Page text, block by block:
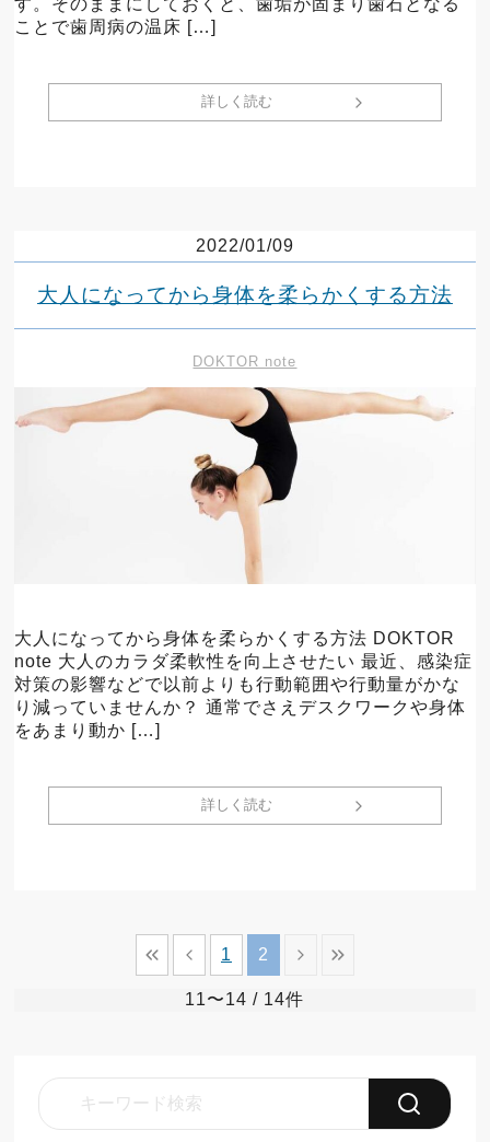
す。そのままにしておくと、歯垢が固まり歯石となる
ことで歯周病の温床 […]
詳しく読む
2022/01/09
大人になってから身体を柔らかくする方法
DOKTOR note
大人になってから身体を柔らかくする方法 DOKTOR
note 大人のカラダ柔軟性を向上させたい 最近、感染症
対策の影響などで以前よりも行動範囲や行動量がかな
り減っていませんか？ 通常でさえデスクワークや身体
をあまり動か […]
詳しく読む
1 2
11〜14 / 14件